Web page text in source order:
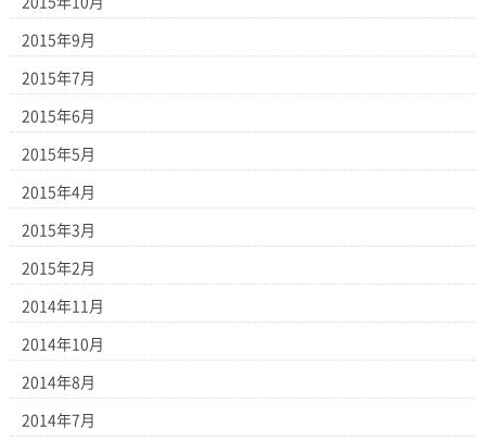
2015年9月
2015年7月
2015年6月
2015年5月
2015年4月
2015年3月
2015年2月
2014年11月
2014年10月
2014年8月
2014年7月